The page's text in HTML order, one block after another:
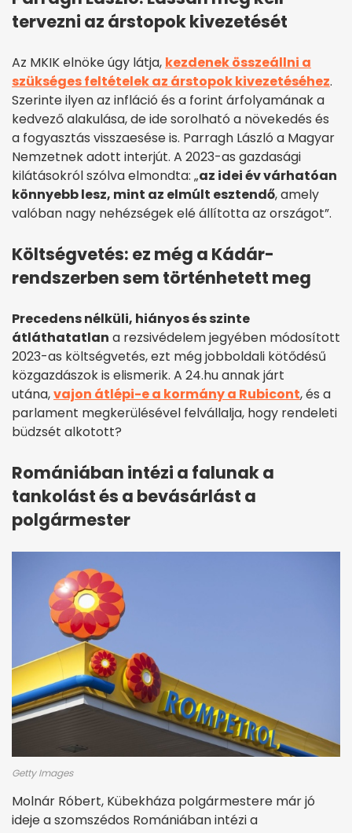
tervezni az árstopok kivezetését
Az MKIK elnöke úgy látja, kezdenek összeállni a
szükséges feltételek az árstopok kivezetéséhez.
Szerinte ilyen az infláció és a forint árfolyamának a
kedvező alakulása, de ide sorolható a növekedés és
a fogyasztás visszaesése is. Parragh László a Magyar
Nemzetnek adott interjút. A 2023-as gazdasági
kilátásokról szólva elmondta: „az idei év várhatóan
könnyebb lesz, mint az elmúlt esztendő, amely
valóban nagy nehézségek elé állította az országot”.
Költségvetés: ez még a Kádár-
rendszerben sem történhetett meg
Precedens nélküli, hiányos és szinte
átláthatatlan a rezsivédelem jegyében módosított
2023-as költségvetés, ezt még jobboldali kötődésű
közgazdászok is elismerik. A 24.hu annak járt
utána,vajon átlépi-e a kormány a Rubicont, és a
parlament megkerülésével felvállalja, hogy rendeleti
büdzsét alkotott?
Romániában intézi a falunak a
tankolást és a bevásárlást a
polgármester
Getty Images
Molnár Róbert, Kübekháza polgármestere már jó
ideje a szomszédos Romániában intézi a